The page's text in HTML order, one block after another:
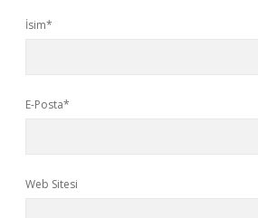
İsim*
E-Posta*
Web Sitesi